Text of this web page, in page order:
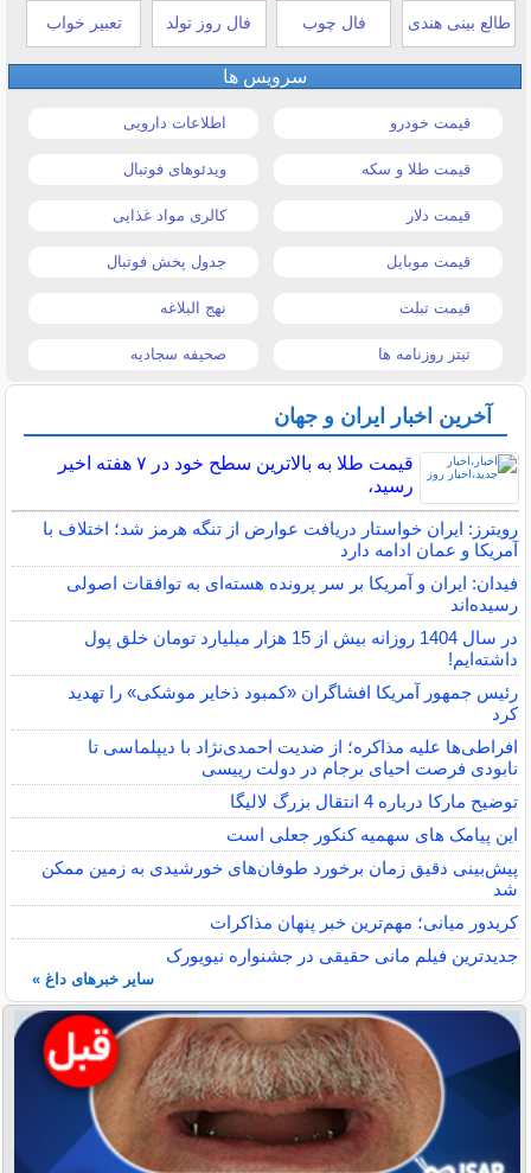
طالع بینی هندی فال چوب فال روز تولد تعبیر خواب
سرویس ها
قیمت خودرو اطلاعات دارویی
قیمت طلا و سکه ویدئوهای فوتبال
قیمت دلار کالری مواد غذایی
قیمت موبایل جدول پخش فوتبال
قیمت تبلت نهج البلاغه
تیتر روزنامه ها صحیفه سجادیه
آخرین اخبار ایران و جهان
قیمت طلا به بالاترین سطح خود در ۷ هفته اخیر
رسید،
رویترز: ایران خواستار دریافت عوارض از تنگه هرمز شد؛ اختلاف با
آمریکا و عمان ادامه دارد
فیدان: ایران و آمریکا بر سر پرونده هسته‌ای به توافقات اصولی
رسیده‌اند
در سال 1404 روزانه بیش از 15 هزار میلیارد تومان خلق پول
داشته‌ایم!
رئیس جمهور آمریکا افشاگران «کمبود ذخایر موشکی» را تهدید
کرد
افراطی‌ها علیه مذاکره؛ از ضدیت احمدی‌نژاد با دیپلماسی تا
نابودی فرصت احیای برجام در دولت رییسی
توضیح مارکا درباره 4 انتقال بزرگ لالیگا
این پیامک های سهمیه کنکور جعلی است
پیش‌بینی دقیق زمان برخورد طوفان‌های خورشیدی به زمین ممکن
شد
کریدور میانی؛ مهم‌ترین خبر پنهان مذاکرات
جدیدترین فیلم مانی حقیقی در جشنواره نیویورک
سایر خبرهای داغ »